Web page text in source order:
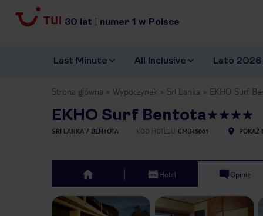
30 lat | numer 1 w Polsce
Last Minute All Inclusive Lato 2026
Strona główna Wypoczynek Sri Lanka EKHO Surf
EKHO Surf Bentota
SRI LANKA BENTOTA KOD HOTELU CMB45001 POKAŻ
top Hotel Opinie
Previous slide